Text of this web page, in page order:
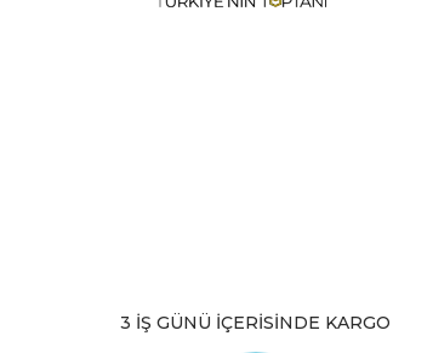
3 İŞ GÜNÜ İÇERİSİNDE KARGO